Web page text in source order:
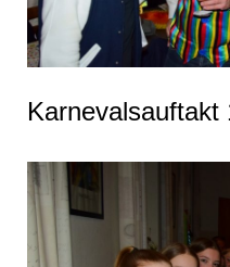
Karnevalsauftakt